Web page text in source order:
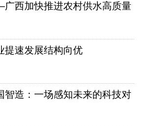
西加快推进农村供水高质量
提速发展结构向优
智造：一场感知未来的科技对